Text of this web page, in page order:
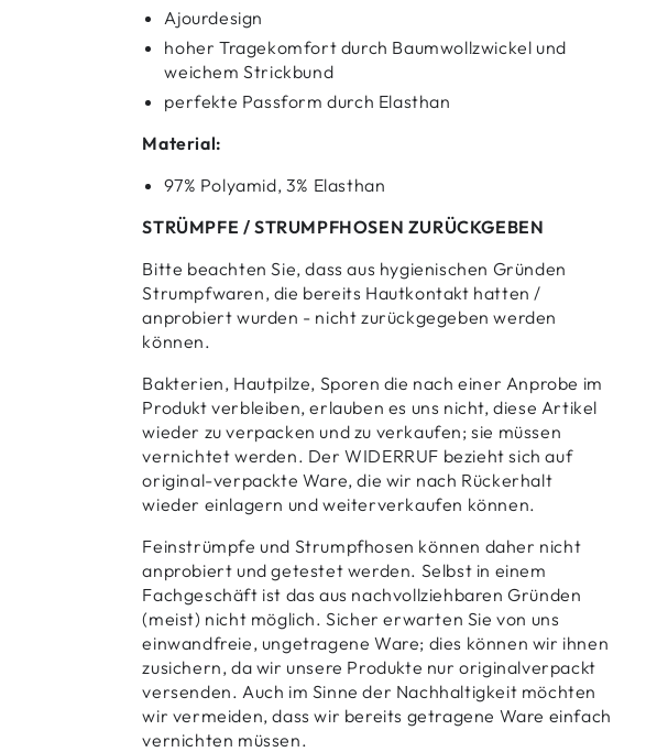
Ajourdesign
hoher Tragekomfort durch Baumwollzwickel und
weichem Strickbund
perfekte Passform durch Elasthan
Material:
97% Polyamid, 3% Elasthan
STRÜMPFE / STRUMPFHOSEN ZURÜCKGEBEN
Bitte beachten Sie, dass aus hygienischen Gründen
Strumpfwaren, die bereits Hautkontakt hatten /
anprobiert wurden - nicht zurückgegeben werden
können.
Bakterien, Hautpilze, Sporen die nach einer Anprobe im
Produkt verbleiben, erlauben es uns nicht, diese Artikel
wieder zu verpacken und zu verkaufen; sie müssen
vernichtet werden. Der WIDERRUF bezieht sich auf
original-verpackte Ware, die wir nach Rückerhalt
wieder einlagern und weiterverkaufen können.
Feinstrümpfe und Strumpfhosen können daher nicht
anprobiert und getestet werden. Selbst in einem
Fachgeschäft ist das aus nachvollziehbaren Gründen
(meist) nicht möglich. Sicher erwarten Sie von uns
einwandfreie, ungetragene Ware; dies können wir ihnen
zusichern, da wir unsere Produkte nur originalverpackt
versenden. Auch im Sinne der Nachhaltigkeit möchten
wir vermeiden, dass wir bereits getragene Ware einfach
vernichten müssen.